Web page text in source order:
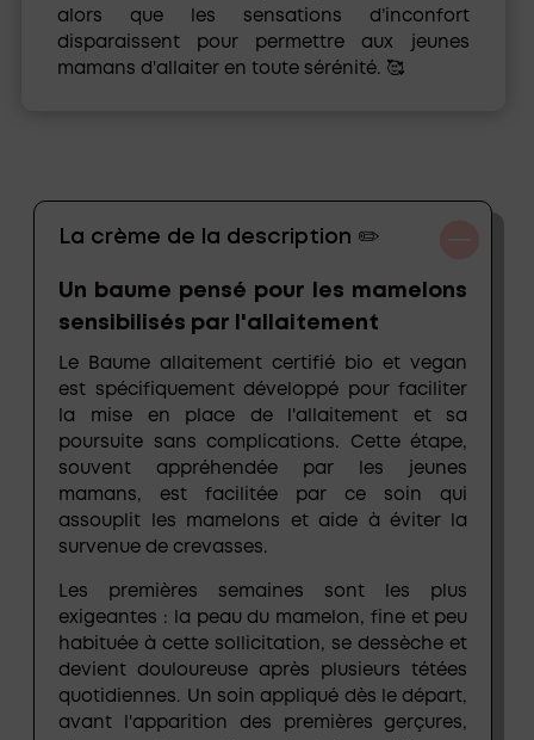
alors que les sensations d’inconfort
disparaissent pour permettre aux jeunes
mamans d'allaiter en toute sérénité. 🥰
La crème de la description ✏️
Un baume pensé pour les mamelons
sensibilisés par l'allaitement
Le
Baume allaitement certifié bio et vegan
est spécifiquement développé pour faciliter
la mise en place de l'allaitement et sa
poursuite sans complications. Cette étape,
souvent appréhendée par les jeunes
mamans, est facilitée par ce soin qui
assouplit les mamelons et aide à éviter la
survenue de crevasses.
Les premières semaines sont les plus
exigeantes : la peau du mamelon, fine et peu
habituée à cette sollicitation, se dessèche et
devient douloureuse après plusieurs tétées
quotidiennes. Un soin appliqué dès le départ,
avant l'apparition des premières gerçures,